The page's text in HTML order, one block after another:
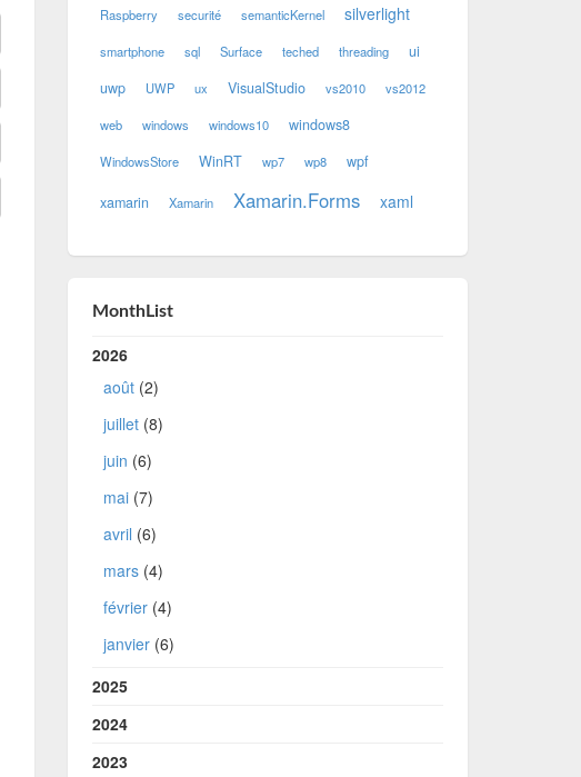
Raspberry securité semanticKernel silverlight
smartphone sql Surface teched threading
ui
uwp
UWP ux VisualStudio vs2010 vs2012
web windows windows10 windows8
WindowsStore WinRT wp7 wp8 wpf
xamarin Xamarin Xamarin.Forms xaml
MonthList
2026
août(2)
juillet(8)
juin (6)
mai(7)
avril (6)
mars(4)
février(4)
janvier(6)
2025
2024
2023